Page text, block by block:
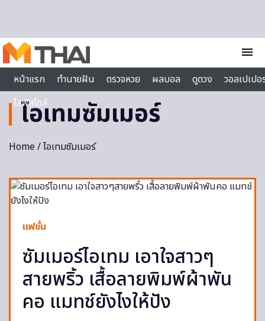
menu
หน้าแรก
ทำนายฝัน ตรวจหวย ผลบอล ดูดวง
วอลเปเป
ไลฟ์สไตล์
ไอเทมซัมเมอร์
Home/ ไอเทมซัมเมอร์
แฟชั่น
ซัมเมอร์ไอเทม เอาใจสาวๆ
สายพริ้ว เสื้อลายพิมพ์ผ้าพัน
คอ แมทช์ยังไงให้ปัง